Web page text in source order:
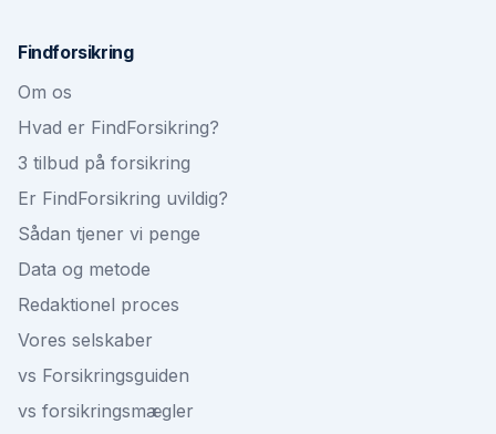
Findforsikring
Om os
Hvad er FindForsikring?
3 tilbud på forsikring
Er FindForsikring uvildig?
Sådan tjener vi penge
Data og metode
Redaktionel proces
Vores selskaber
vs Forsikringsguiden
vs forsikringsmægler